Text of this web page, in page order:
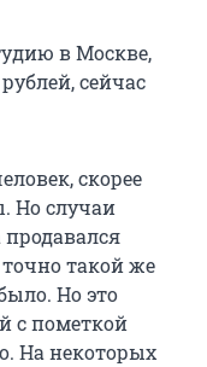
в Москве,
сейчас
скорее
Но случаи
такой же
Но это
с пометкой
На некоторых